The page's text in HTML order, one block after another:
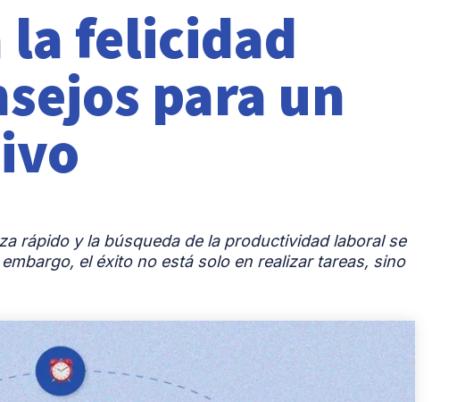
felicidad
para un
rápido y la búsqueda de la productividad laboral se
el éxito no está solo en realizar tareas, sino